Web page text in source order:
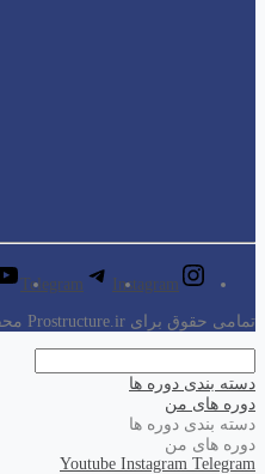
Instagram
Telegram
تمامی حقوق برای Prostructure.ir محفوظ است.
دسته بندی دوره ها
دوره های من
دسته بندی دوره ها
دوره های من
Youtube Instagram Telegram